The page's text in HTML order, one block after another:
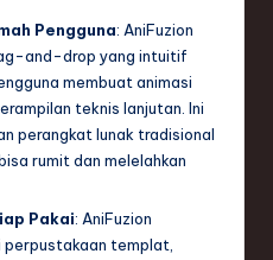
Pengguna: AniFuzion
and-drop yang intuitif
membuat animasi
teknis lanjutan. Ini
perangkat lunak tradisional
rumit dan melelahkan
Pakai: AniFuzion
perpustakaan templat,